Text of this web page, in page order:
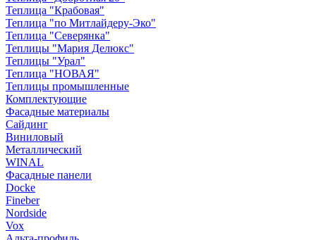
Теплица "Крабовая"
Теплица "по Митлайдеру-Эко"
Теплица "Северянка"
Теплицы "Мария Делюкс"
Теплицы "Урал"
Теплица "НОВАЯ"
Теплицы промышленные
Комплектующие
Фасадные материалы
Сайдинг
Виниловый
Металлический
WINAL
Фасадные панели
Docke
Fineber
Nordside
Vox